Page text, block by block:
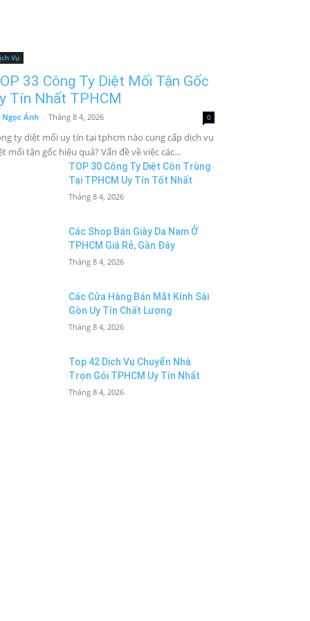
Vụ
33 Công Ty Diệt Mối Tận Gốc
Tín Nhất TPHCM
Ngọc Ánh - Tháng 8 4, 2026 0
ty diệt mối uy tín tại tphcm nào cung cấp dịch vụ
mối tận gốc hiệu quả? Vấn đề về việc các...
TOP 30 Công Ty Diệt Côn Trùng
Tại TPHCM Uy Tín Tốt Nhất
Tháng 8 4, 2026
Các Shop Bán Giày Da Nam Ở
TPHCM Giá Rẻ, Gần Đây
Tháng 8 4, 2026
Các Cửa Hàng Bán Mắt Kính Sài
Gòn Uy Tín Chất Lượng
Tháng 8 4, 2026
Top 42 Dịch Vụ Chuyển Nhà
Trọn Gói TPHCM Uy Tín Nhất
Tháng 8 4, 2026